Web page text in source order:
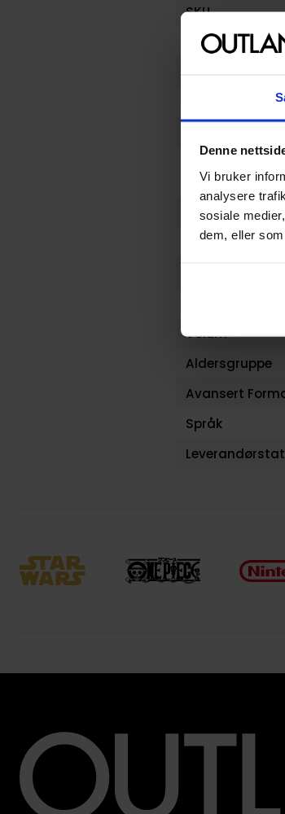
Denne
Vi bruker
analysere
sosiale
dem, eller
SKU
Vekt (Kg) :
Sjanger
Antall Sider
Volum
Aldersgruppe
Avansert
Språk